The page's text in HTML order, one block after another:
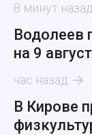
8 минут назад
Водолеев
на 9
час назад
В Кирове